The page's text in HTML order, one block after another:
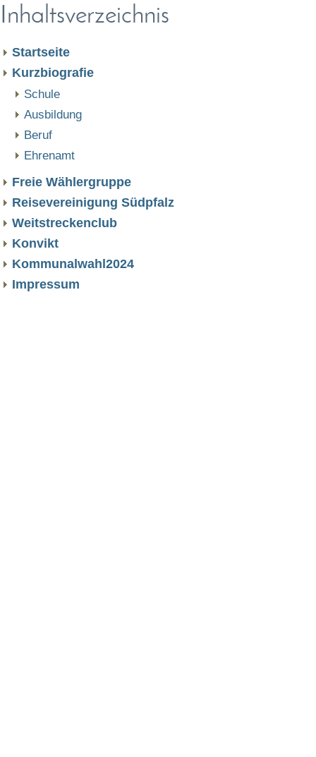
Inhaltsverzeichnis
Startseite
Kurzbiografie
Schule
Ausbildung
Beruf
Ehrenamt
Freie Wählergruppe
Reisevereinigung Südpfalz
Weitstreckenclub
Konvikt
Kommunalwahl2024
Impressum